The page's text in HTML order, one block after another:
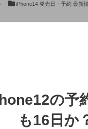
iPhone14 発売日・予約 最新
の予
も16日か